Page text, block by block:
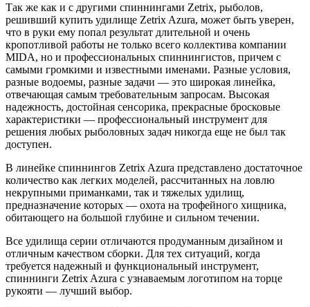
Так же как и с другими спиннингами Zetrix, рыболов,
решивший купить удилище Zetrix Azura, может быть уверен,
что в руки ему попал результат длительной и очень
кропотливой работы не только всего коллектива компании
MIDA, но и профессиональных спиннингистов, причем с
самыми громкими и известными именами. Разные условия,
разные водоемы, разные задачи — это широкая линейка,
отвечающая самым требовательным запросам. Высокая
надежность, достойная сенсорика, прекрасные бросковые
характеристики — профессиональный инструмент для
решения любых рыболовных задач никогда еще не был так
доступен.
В линейке спиннингов Zetrix Azura представлено достаточное
количество как легких моделей, рассчитанных на ловлю
некрупными приманками, так и тяжелых удилищ,
предназначение которых — охота на трофейного хищника,
обитающего на большой глубине и сильном течении.
Все удилища серии отличаются продуманным дизайном и
отличным качеством сборки. Для тех ситуаций, когда
требуется надежный и функциональный инструмент,
спиннинги Zetrix Azura с узнаваемым логотипом на торце
рукояти — лучший выбор.